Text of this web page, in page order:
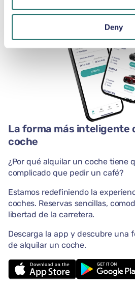
Deny
La forma más inteligente
coche
¿Por qué alquilar un coche tiene
complicado que pedir un café?
Estamos redefiniendo la
coches. Reservas sencillas,
libertad de la carretera.
Descarga la app y descubre una
de alquilar un coche.